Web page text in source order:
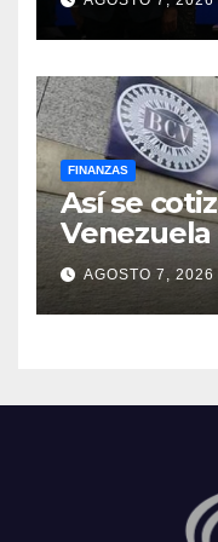
2026-2030
FINANZAS
Así se
lunes 10
AGOSTO 7, 2026